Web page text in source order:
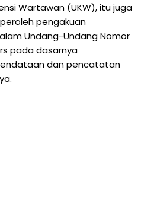
Wartawan (UKW), itu juga
pengakuan
Undang-Undang Nomor
pada dasarnya
dan pencatatan